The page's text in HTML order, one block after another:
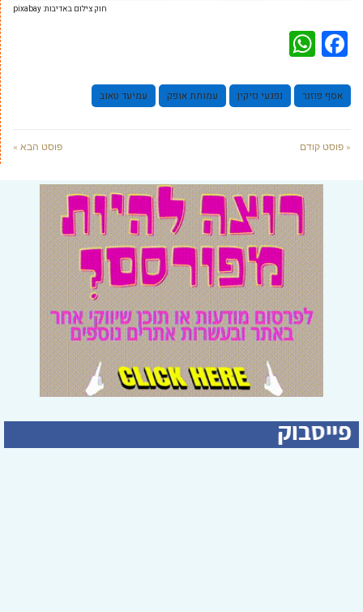
חוק צילום באדיבות: pixabay
Facebook
אסף פוזנר נפגעי נזיקין עמותת אופק עמיעד טאוב
« פוסט קודם פוסט הבא »